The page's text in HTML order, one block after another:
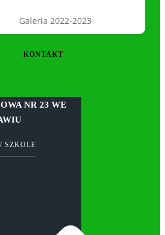
Galeria 2022-2023
KONTAKT
NR 23 WE
SZKOLE